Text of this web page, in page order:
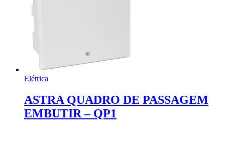
Elétrica
ASTRA QUADRO DE PASSAGEM
EMBUTIR – QP1